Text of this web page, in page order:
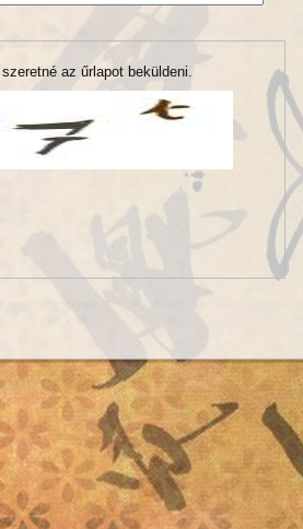
az űrlapot beküldeni.